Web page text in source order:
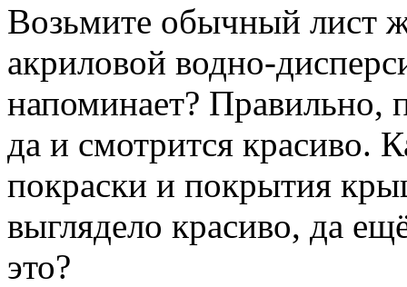
Возьмите обычный лист
акриловой водно-
напоминает? Правильно,
да и смотрится красиво.
покраски и покрытия
выглядело красиво, да
это?